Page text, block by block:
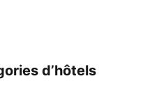
d’hôtels